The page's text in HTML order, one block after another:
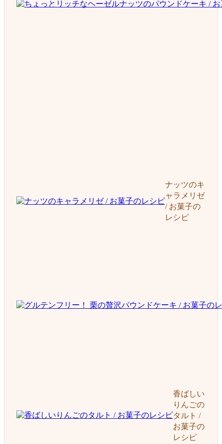
ナッツのキ
ャラメリゼ
/ お菓子の
レシピ
香ばしい
りんごの
タルト /
お菓子の
レシピ